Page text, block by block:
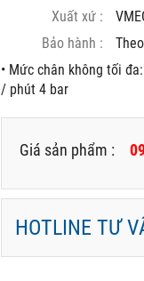
Xuất xứ :
Bảo hành :
• Mức chân không tối
/ phút 4 bar
Giá sản phẩm :
HOTLINE TƯ